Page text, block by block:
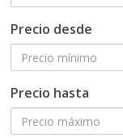
Precio desde
Precio hasta